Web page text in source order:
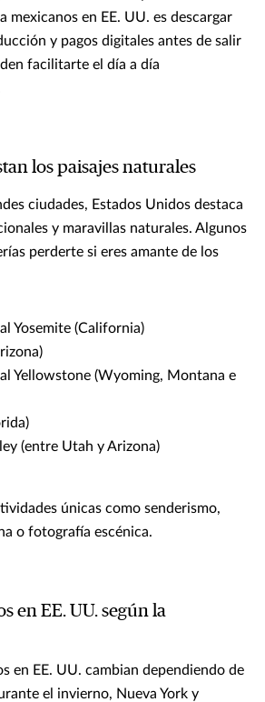
mexicanos en EE. UU. es descargar
y pagos digitales antes de salir
facilitarte el día a día
los paisajes naturales
ciudades, Estados Unidos destaca
y maravillas naturales. Algunos
perderte si eres amante de los
Yosemite (California)
Yellowstone (Wyoming, Montana e
(entre Utah y Arizona)
únicas como senderismo,
o fotografía escénica.
en EE. UU. según la
en EE. UU. cambian dependiendo de
el invierno, Nueva York y